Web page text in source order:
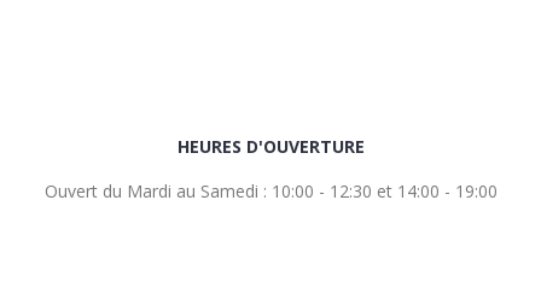
HEURES D'OUVERTURE
Ouvert du Mardi au Samedi : 10:00 - 12:30 et 14:00 - 19:00